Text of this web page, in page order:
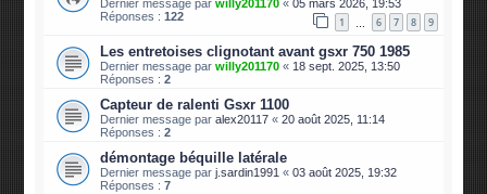
Dernier message parwilly201170 «05 mars 2026, 19:53
Réponses :122 1 6 7 8 9
Les entretoises clignotant avant gsxr 750 1985
Dernier message parwilly201170 « 18 sept. 2025, 13:50
Réponses :2
Capteur de ralenti Gsxr 1100
Dernier message paralex20117 «20 août 2025, 11:14
Réponses :2
démontage béquille latérale
Dernier message parj.sardin1991 «03 août 2025, 19:32
Réponses :7